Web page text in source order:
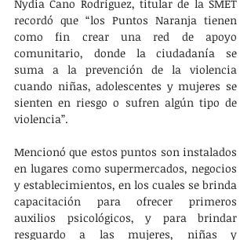
Nydia Cano Rodríguez, titular de la SMET
recordó que “los Puntos Naranja tienen
como fin crear una red de apoyo
comunitario, donde la ciudadanía se
suma a la prevención de la violencia
cuando niñas, adolescentes y mujeres se
sienten en riesgo o sufren algún tipo de
violencia”.
Mencionó que estos puntos son instalados
en lugares como supermercados, negocios
y establecimientos, en los cuales se brinda
capacitación para ofrecer primeros
auxilios psicológicos, y para brindar
resguardo a las mujeres, niñas y